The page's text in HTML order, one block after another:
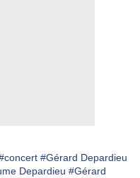
#Gérard Depardieu
Depardieu #Gérard